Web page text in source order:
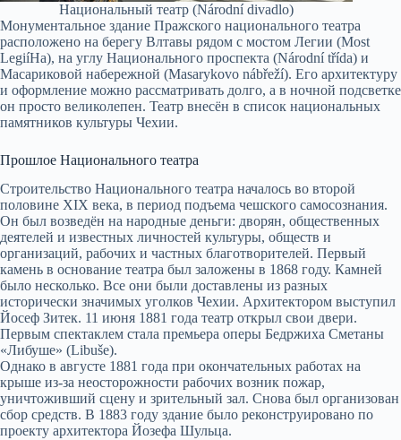
Национальный театр (Národní divadlo)
Монументальное здание Пражского национального театра
расположено на берегу Влтавы рядом с мостом Легии (Most
LegiíНа), на углу Национального проспекта (Národní třída) и
Масариковой набережной (Masarykovo nábřeží). Его архитектуру
и оформление можно рассматривать долго, а в ночной подсветке
он просто великолепен. Театр внесён в список национальных
памятников культуры Чехии.
Прошлое Национального театра
Строительство Национального театра началось во второй
половине XIX века, в период подъема чешского самосознания.
Он был возведён на народные деньги: дворян, общественных
деятелей и известных личностей культуры, обществ и
организаций, рабочих и частных благотворителей. Первый
камень в основание театра был заложены в 1868 году. Камней
было несколько. Все они были доставлены из разных
исторически значимых уголков Чехии. Архитектором выступил
Йосеф Зитек. 11 июня 1881 года театр открыл свои двери.
Первым спектаклем стала премьера оперы Бедржиха Сметаны
«Либуше» (Libuše).
Однако в августе 1881 года при окончательных работах на
крыше из-за неосторожности рабочих возник пожар,
уничтоживший сцену и зрительный зал. Снова был организован
сбор средств. В 1883 году здание было реконструировано по
проекту архитектора Йозефа Шульца.